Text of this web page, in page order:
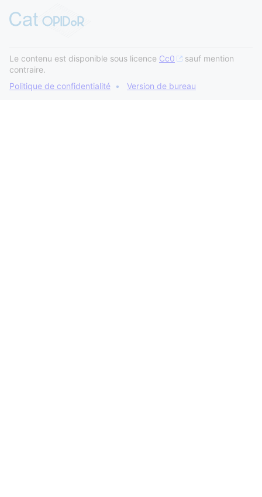
Le contenu est disponible sous licence Cc0
sauf mention
contraire.
Politique de confidentialité
Version de bureau